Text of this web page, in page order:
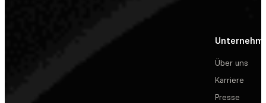
Über uns
Karriere
Presse